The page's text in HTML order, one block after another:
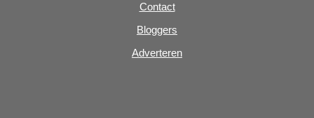
Contact
Bloggers
Adverteren